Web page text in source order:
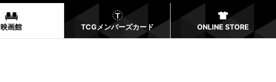
映画館 TCGメンバーズカード ONLINE STORE